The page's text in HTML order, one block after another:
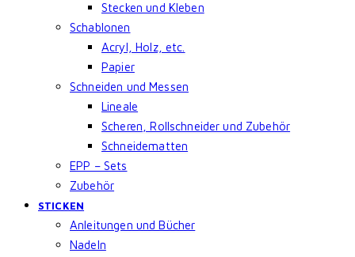
Stecken und Kleben
Schablonen
Acryl, Holz, etc.
Papier
Schneiden und Messen
Lineale
Scheren, Rollschneider und Zubehör
Schneidematten
EPP – Sets
Zubehör
STICKEN
Anleitungen und Bücher
Nadeln